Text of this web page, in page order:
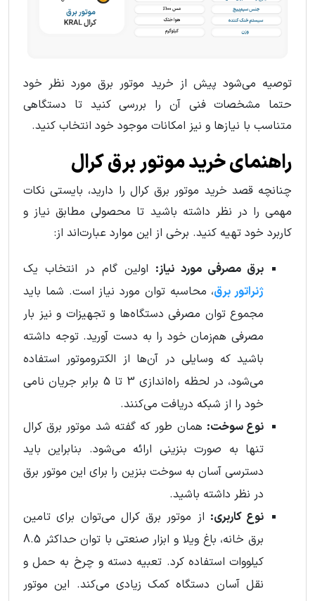
توصیه می‌شود پیش از خرید موتور برق مورد نظر خود
حتما مشخصات فنی آن را بررسی کنید تا دستگاهی
متناسب با نیازها و نیز امکانات موجود خود انتخاب کنید.
راهنمای خرید موتور برق کرال
چنانچه قصد خرید موتور برق کرال را دارید، بایستی نکات
مهمی را در نظر داشته باشید تا محصولی مطابق نیاز و
کاربرد خود تهیه کنید. برخی از این موارد عبارت‌اند از:
برق مصرفی مورد نیاز: اولین گام در انتخاب یک
ژنراتور برق، محاسبه توان مورد نیاز است. شما باید
مجموع توان مصرفی دستگاه‌ها و تجهیزات و نیز بار
مصرفی هم‌زمان خود را به دست آورید. توجه داشته
باشید که وسایلی در آن‌ها از الکتروموتور استفاده
می‌شود، در لحظه راه‌اندازی 3 تا 5 برابر جریان نامی
خود را از شبکه دریافت می‌کنند.
نوع سوخت: همان طور که گفته شد موتور برق کرال
تنها به صورت بنزینی ارائه می‌شود. بنابراین باید
دسترسی آسان به سوخت بنزین را برای این موتور برق
در نظر داشته باشید.
نوع کاربری: از موتور برق کرال می‌توان برای تامین
برق خانه، باغ ویلا و ابزار صنعتی با توان حداکثر 8.5
کیلووات استفاده کرد. تعبیه دسته و چرخ به حمل و
نقل آسان دستگاه کمک زیادی می‌کند. این موتور